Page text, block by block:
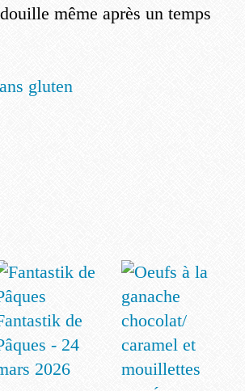
même après un temps
gluten
de
- 24
2026